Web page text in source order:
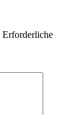
Erforderliche